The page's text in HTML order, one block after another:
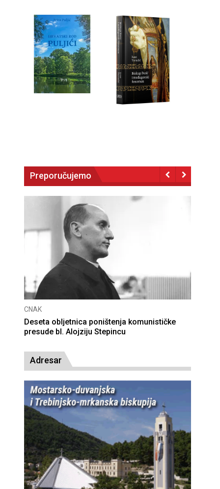
Preporučujemo
CNAK
Deseta obljetnica poništenja komunističke
presude bl. Alojziju Stepincu
Adresar